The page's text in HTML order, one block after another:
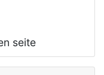
seite